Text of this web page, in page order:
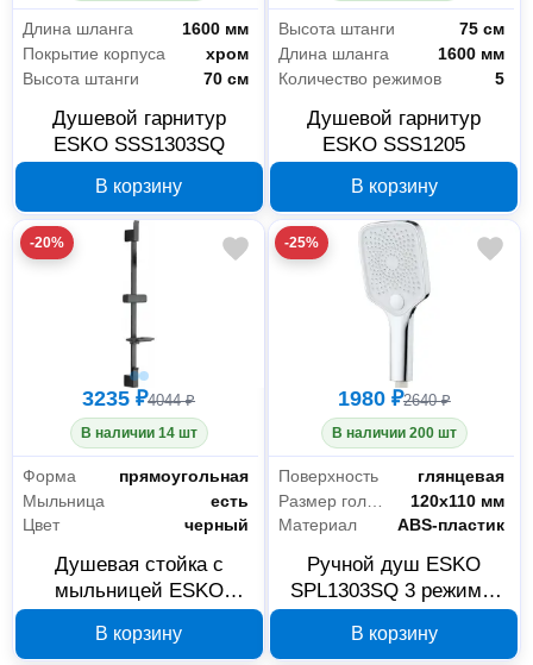
Длина шланга
1600 мм
Покрытие корпуса
хром
Высота штанги
70 см
Душевой гарнитур
ESKO SSS1303SQ
В корзину
Высота штанги
75 см
Длина шланга
1600 мм
Количество режимов
5
Душевой гарнитур
ESKO SSS1205
В корзину
-20%
3235 ₽4044 ₽
В наличии 14 шт
Форма
прямоугольная
Мыльница
есть
Цвет
черный
Душевая стойка с
мыльницей ESKO
В корзину
-25%
1980 ₽2640 ₽
В наличии 200 шт
Поверхность
глянцевая
Размер головки лейки
120х110 мм
Материал
ABS-пластик
Ручной душ ESKO
SPL1303SQ 3 режима,
В корзину